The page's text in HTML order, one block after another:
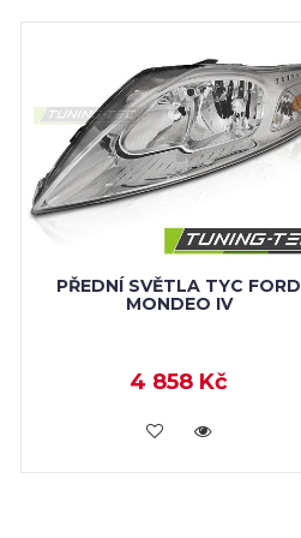
PŘEDNÍ SVĚTLA TYC FORD
MONDEO IV
4 858 Kč
VLOŽIT DO KOŠÍKU